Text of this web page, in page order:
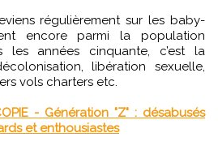
régulièrement sur les baby-
encore parmi la population
les années cinquante, c’est la
libération sexuelle,
vols charters etc.
- Génération "Z" : désabusés
et enthousiastes